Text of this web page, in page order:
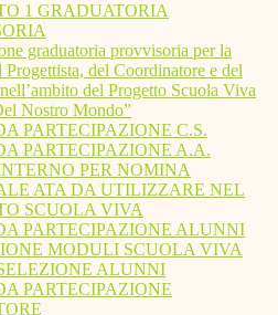
1 GRADUATORIA
graduatoria provvisoria per la
Progettista, del Coordinatore e del
del Progetto Scuola Viva
Nostro Mondo”
PARTECIPAZIONE C.S.
PARTECIPAZIONE A.A.
PER NOMINA
ATA DA UTILIZZARE NEL
SCUOLA VIVA
PARTECIPAZIONE ALUNNI
MODULI SCUOLA VIVA
ALUNNI
PARTECIPAZIONE